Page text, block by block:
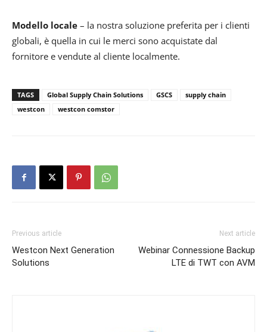
Modello locale – la nostra soluzione preferita per i clienti
globali, è quella in cui le merci sono acquistate dal
fornitore e vendute al cliente localmente.
TAGS Global Supply Chain Solutions GSCS
supply chain
westcon
westcon comstor
Previous article
Westcon Next Generation
Solutions
Next article
Webinar Connessione Backup
LTE di TWT con AVM